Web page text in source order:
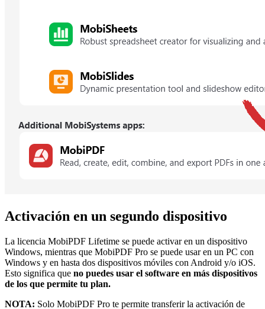
Activación en un segundo dispositivo
La licencia MobiPDF Lifetime se puede activar en un dispositivo
Windows, mientras que MobiPDF Pro se puede usar en un PC con
Windows y en hasta dos dispositivos móviles con Android y/o iOS.
Esto significa que no puedes usar el software en más dispositivos
de los que permite tu plan.
NOTA: Solo MobiPDF Pro te permite transferir la activación de